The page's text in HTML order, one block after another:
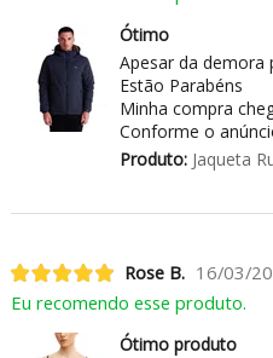
Ótimo
Apesar da demora
Estão Parabéns
Minha compra
Conforme o
Produto:Jaqueta
Rose B. 16/03/
Eu recomendo esse produto.
Ótimo produto